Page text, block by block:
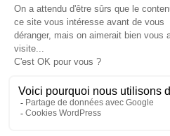
Visa PayPal Stripe
AVIS CLIENTS
Copyright 2026 ©